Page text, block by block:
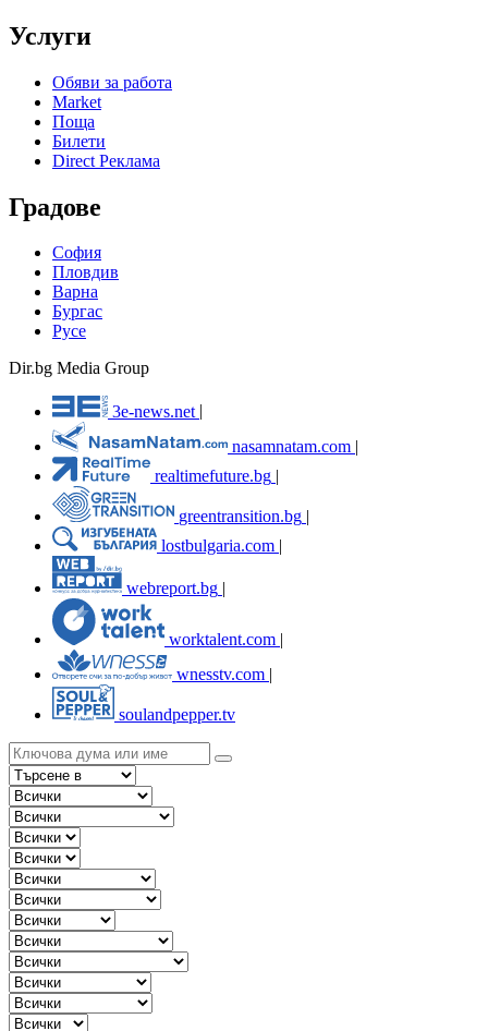
Услуги
Обяви за работа
Market
Поща
Билети
Direct Реклама
Градове
София
Пловдив
Варна
Бургас
Русе
Dir.bg Media Group
3e-news.net
nasamnatam.com |
realtimefuture.bg |
greentransition.bg |
lostbulgaria.com |
webreport.bg
worktalent.com |
wnesstv.com |
soulandpepper.tv